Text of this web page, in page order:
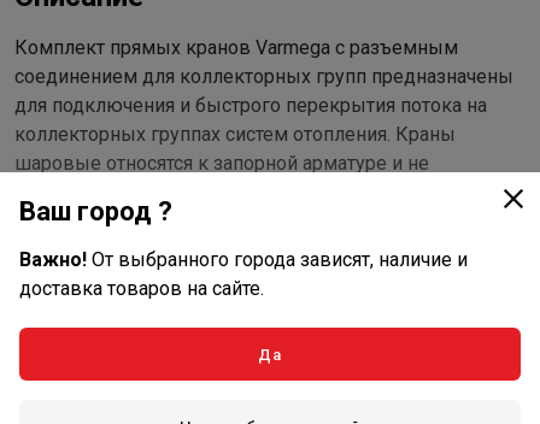
Комплект прямых кранов Varmega с разъемным
соединением для коллекторных групп предназначены
для подключения и быстрого перекрытия потока на
коллекторных группах систем отопления. Краны
шаровые относятся к запорной арматуре и не
предназначены для регулирования потока. В комплект
входят два крана с красной и синей ручками. Кран с
красной ручкой устанавливается на линию подачи, а
кран с синей ручкой – на обратную линию.
Общие характеристики
Ваш город ?
Важно! От выбранного города зависят, наличие и
доставка товаров на сайте.
Да